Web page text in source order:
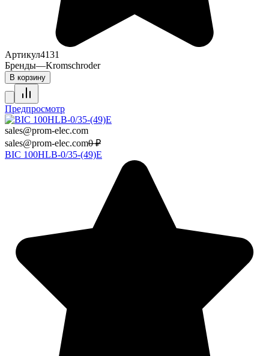
Артикул4131
Бренды—Kromschroder
В корзину
Предпросмотр
sales@prom-elec.com
sales@prom-elec.com0 ₽
BIC 100HLB-0/35-(49)E